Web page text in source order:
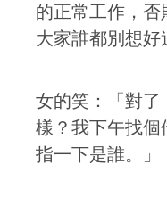
的正常工作，否
大家誰都別想好
女的笑：「對了
樣？我下午找個
指一下是誰。」